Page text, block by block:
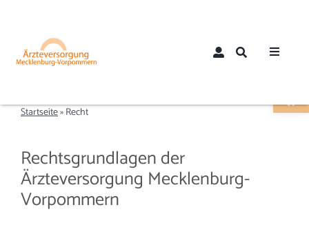
Toggle
Aktuelles
Startseite»Recht
Rechtsgrundlagen der
Ärzteversorgung Mecklenburg-
Vorpommern